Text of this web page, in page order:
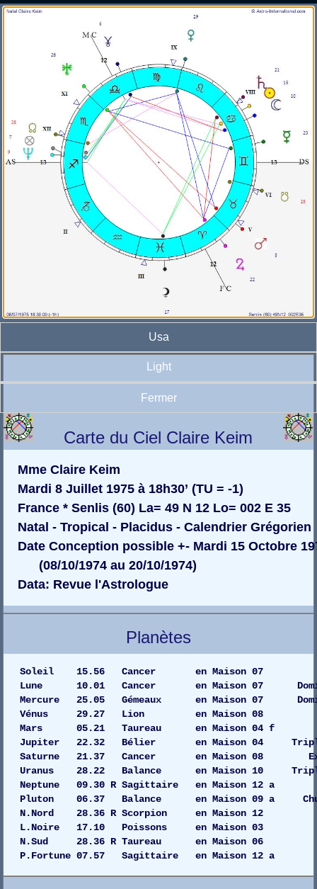
Usa
Light
Fermer
Carte du Ciel Claire Keim
Mme Claire Keim
Mardi 8 Juillet 1975 à 18h30’ (TU = -1)
France * Senlis (60) La= 49 N 12 Lo= 002 E 35
Natal - Tropical - Placidus - Calendrier Grégorien
Date Conception possible +- Mardi 15 Octobre
(08/10/1974 au 20/10/1974)
Data: Revue l'Astrologue
Planètes
Soleil 15.56 Cancer en
Lune 10.01 Cancer en Maison 07
Mercure 25.05 Gémeaux en Maison 07
Vénus 29.27 Lion en
Mars 05.21 Taureau en Maison
Jupiter 22.32 Bélier en Maison 04
Saturne 21.37 Cancer en Maison 08
Uranus 28.22 Balance en Maison 10
Neptune 09.30 R Sagittaire en Maison
Pluton 06.37 Balance en Maison 09 a
N.Nord 28.36 R Scorpion en Maison 12
L.Noire 17.10 Poissons en Maison 03
N.Sud 28.36 R Taureau en Maison 06
P.Fortune 07.57 Sagittaire en Maison 12 a